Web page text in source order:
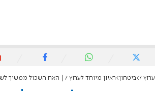
ערוץ 7 ביטחון ראיון מיוחד לערוץ 7 | האח השכול ממשיך לשרת: "הוא מלווה אותי"